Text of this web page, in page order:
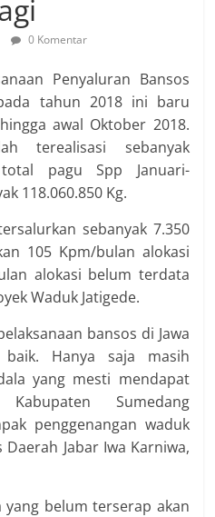
0 Komentar
Penyaluran Bansos
tahun 2018 ini baru
awal Oktober 2018.
terealisasi sebanyak
pagu Spp Januari-
118.060.850 Kg.
sebanyak 7.350
105 Kpm/bulan alokasi
alokasi belum terdata
Waduk Jatigede.
bansos di Jawa
Hanya saja masih
yang mesti mendapat
Sumedang
penggenangan waduk
Daerah Jabar Iwa Karniwa,
belum terserap akan